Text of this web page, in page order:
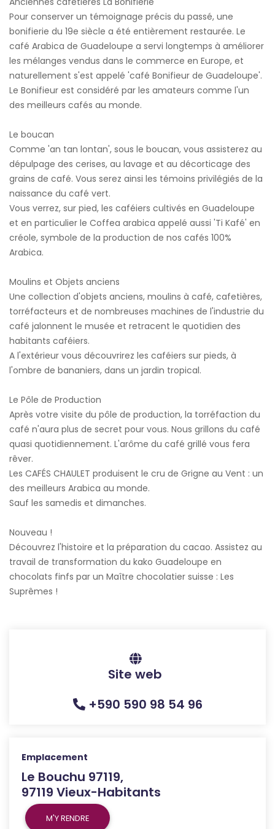
Pour conserver un témoignage précis du passé, une
bonifierie du 19e siècle a été entièrement restaurée. Le
café Arabica de Guadeloupe a servi longtemps à améliorer
les mélanges vendus dans le commerce en Europe, et
naturellement s'est appelé 'café Bonifieur de Guadeloupe'.
Le Bonifieur est considéré par les amateurs comme l'un
des meilleurs cafés au monde.
Le boucan
Comme 'an tan lontan', sous le boucan, vous assisterez au
dépulpage des cerises, au lavage et au décorticage des
grains de café. Vous serez ainsi les témoins privilégiés de la
naissance du café vert.
Vous verrez, sur pied, les caféiers cultivés en Guadeloupe
et en particulier le Coffea arabica appelé aussi 'Ti Kafé' en
créole, symbole de la production de nos cafés 100%
Arabica.
Moulins et Objets anciens
Une collection d'objets anciens, moulins à café, cafetières,
torréfacteurs et de nombreuses machines de l'industrie du
café jalonnent le musée et retracent le quotidien des
habitants caféiers.
A l'extérieur vous découvrirez les caféiers sur pieds, à
l'ombre de bananiers, dans un jardin tropical.
Le Pôle de Production
Après votre visite du pôle de production, la torréfaction du
café n'aura plus de secret pour vous. Nous grillons du café
quasi quotidiennement. L'arôme du café grillé vous fera
rêver.
Les CAFÉS CHAULET produisent le cru de Grigne au Vent : un
des meilleurs Arabica au monde.
Sauf les samedis et dimanches.
Nouveau !
Découvrez l'histoire et la préparation du cacao. Assistez au
travail de transformation du kako Guadeloupe en
chocolats finfs par un Maître chocolatier suisse : Les
Suprêmes !
Site web
+590 590 98 54 96
Emplacement
Le Bouchu 97119,
97119 Vieux-Habitants
M'Y RENDRE